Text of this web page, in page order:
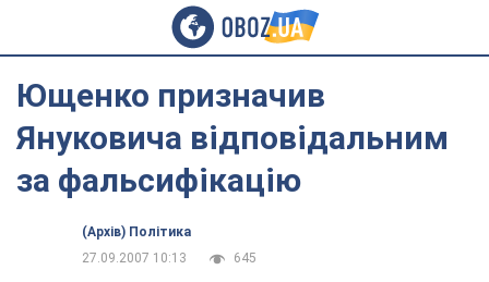
Ющенко призначив
Януковича відповідальним
за фальсифікацію
(Архів) Політика
27.09.2007 10:13
645